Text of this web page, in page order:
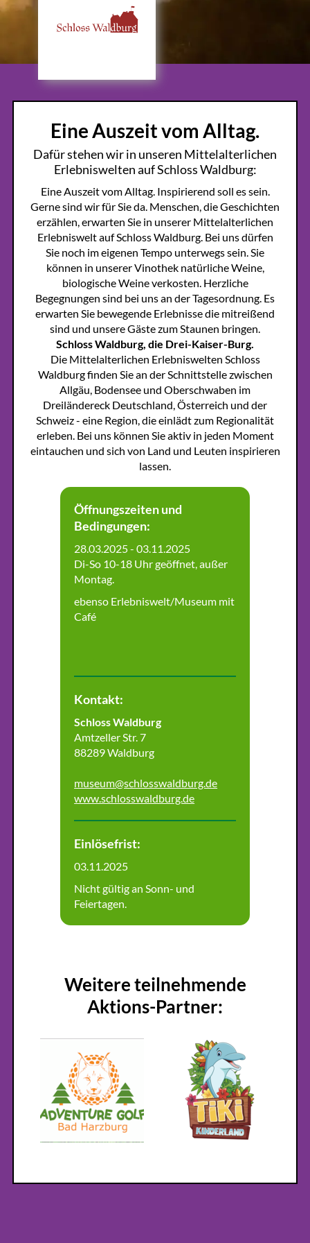
Eine Auszeit vom Alltag.
Dafür stehen wir in unseren Mittelalterlichen
Erlebniswelten auf Schloss Waldburg:
Eine Auszeit vom Alltag. Inspirierend soll es sein.
Gerne sind wir für Sie da. Menschen, die Geschichten
erzählen, erwarten Sie in unserer Mittelalterlichen
Erlebniswelt auf Schloss Waldburg. Bei uns dürfen
Sie noch im eigenen Tempo unterwegs sein. Sie
können in unserer Vinothek natürliche Weine,
biologische Weine verkosten. Herzliche
Begegnungen sind bei uns an der Tagesordnung. Es
erwarten Sie bewegende Erlebnisse die mitreißend
sind und unsere Gäste zum Staunen bringen.
Schloss Waldburg, die Drei-Kaiser-Burg.
Die Mittelalterlichen Erlebniswelten Schloss
Waldburg finden Sie an der Schnittstelle zwischen
Allgäu, Bodensee und Oberschwaben im
Dreiländereck Deutschland, Österreich und der
Schweiz - eine Region, die einlädt zum Regionalität
erleben. Bei uns können Sie aktiv in jeden Moment
eintauchen und sich von Land und Leuten inspirieren
lassen.
Öffnungszeiten und
Bedingungen:
28.03.2025 - 03.11.2025
Di-So 10-18 Uhr geöffnet, außer
Montag.
ebenso Erlebniswelt/Museum mit
Café
Kontakt:
Schloss Waldburg
Amtzeller Str. 7
88289 Waldburg
museum@schlosswaldburg.de
www.schlosswaldburg.de
Einlösefrist:
03.11.2025
Nicht gültig an Sonn- und
Feiertagen.
Weitere teilnehmende
Aktions-Partner: